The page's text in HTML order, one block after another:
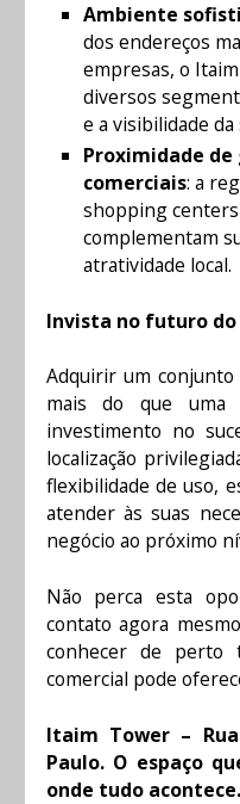
Ambiente
dos endereços
empresas, o
diversos
e a visibilidade da
Proximidade
comerciais: a
shopping
complementam
atratividade local.
Invista no futuro do
Adquirir um
mais do que uma
investimento no
localização
flexibilidade de uso,
atender às suas
negócio ao próximo
Não perca esta
contato agora
conhecer de perto
comercial pode
Itaim Tower –
Paulo. O espaço
onde tudo acontece.